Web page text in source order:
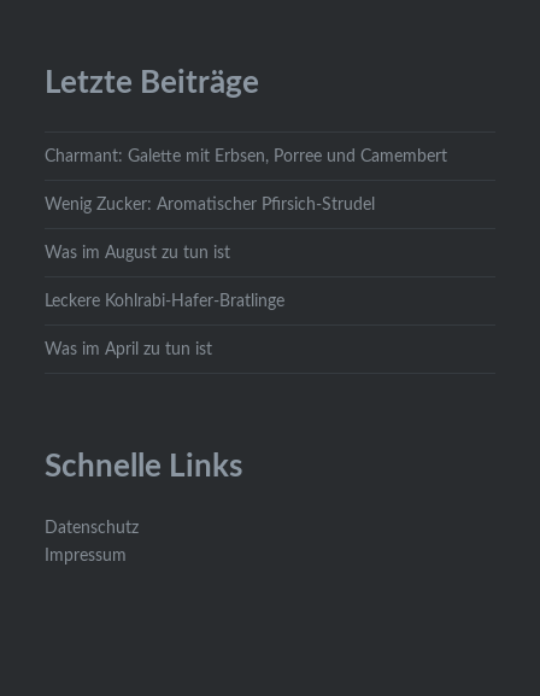
Letzte Beiträge
Charmant: Galette mit Erbsen, Porree und Camembert
Wenig Zucker: Aromatischer Pfirsich-Strudel
Was im August zu tun ist
Leckere Kohlrabi-Hafer-Bratlinge
Was im April zu tun ist
Schnelle Links
Datenschutz
Impressum